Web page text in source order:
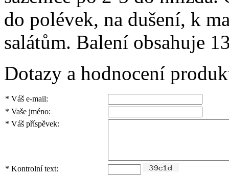
do polévek, na dušení, k
salátům. Balení obsahuje
Dotazy a hodnocení
* Váš e-mail:
* Vaše jméno:
* Váš příspěvek:
* Kontrolní text: